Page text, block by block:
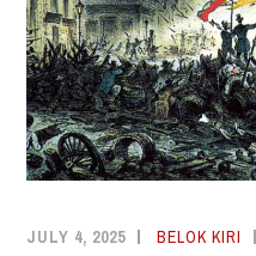
JULY 4, 2025 BELOK KIRI